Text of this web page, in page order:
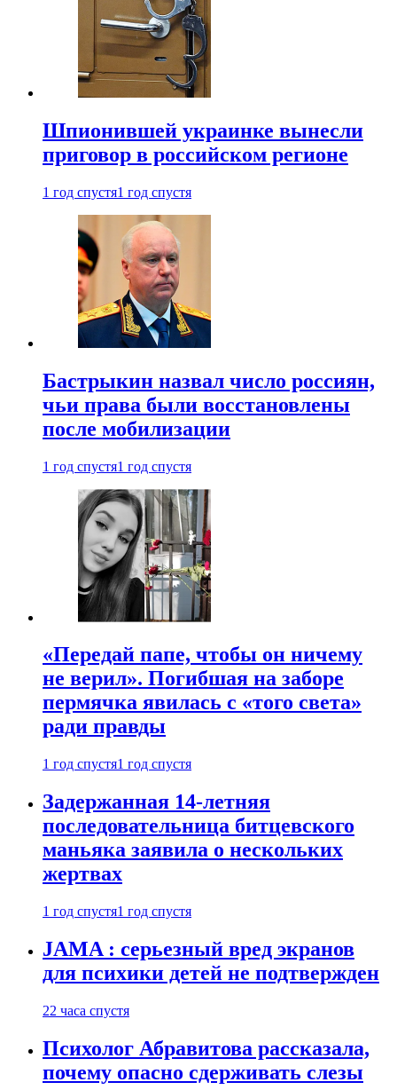
Шпионившей украинке вынесли
приговор в российском регионе
1 год спустя1 год спустя
Бастрыкин назвал число россиян,
чьи права были восстановлены
после мобилизации
1 год спустя1 год спустя
«Передай папе, чтобы он ничему
не верил». Погибшая на заборе
пермячка явилась с «того света»
ради правды
1 год спустя1 год спустя
Задержанная 14-летняя
последовательница битцевского
маньяка заявила о нескольких
жертвах
1 год спустя1 год спустя
JAMA : серьезный вред экранов
для психики детей не подтвержден
22 часа спустя
Психолог Абравитова рассказала,
почему опасно сдерживать слезы